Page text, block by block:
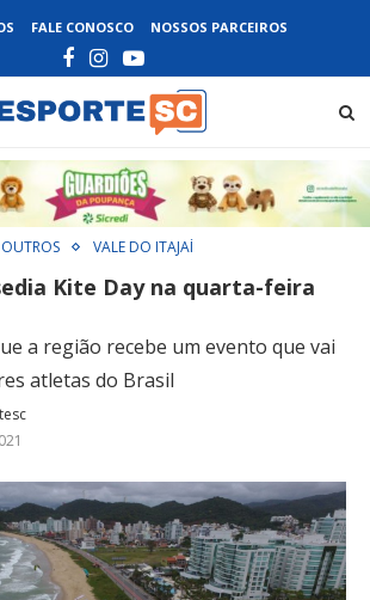
FALE CONOSCO NOSSOS PARCEIROS
OUTROS VALE DO ITAJAÍ
Kite Day na quarta-feira
a região recebe um evento que vai
atletas do Brasil